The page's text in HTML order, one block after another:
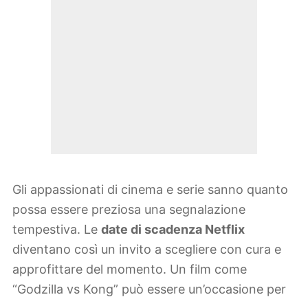
Gli appassionati di cinema e serie sanno quanto
possa essere preziosa una segnalazione
tempestiva. Le date di scadenza Netflix
diventano così un invito a scegliere con cura e
approfittare del momento. Un film come
“Godzilla vs Kong” può essere un’occasione per